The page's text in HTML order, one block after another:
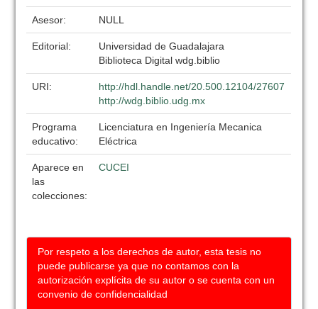
Asesor: NULL
Editorial:
Universidad de Guadalajara
Biblioteca Digital wdg.biblio
URI:
http://hdl.handle.net/20.500.12104/27607
http://wdg.biblio.udg.mx
Programa
educativo:
Licenciatura en Ingeniería Mecanica
Eléctrica
Aparece en
las
colecciones:
CUCEI
Por respeto a los derechos de autor, esta tesis no
puede publicarse ya que no contamos con la
autorización explícita de su autor o se cuenta con un
convenio de confidencialidad